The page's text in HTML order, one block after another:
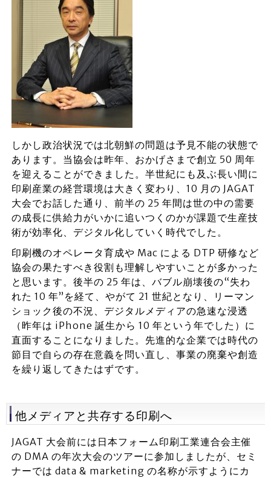
しかし政治状況では北朝鮮の問題は予見不能の状態で
あります。当協会は昨年、おかげさまで創立 50 周年
を迎えることができました。半世紀にも及ぶ長い間に
印刷産業の経営環境は大きく変わり、10 月の JAGAT
大会でお話した通り、前半の 25 年間は世の中の需要
の成長に供給力がいかに追いつくのかが課題で生産技
術が効率化、デジタル化していく時代でした。
印刷機のオペレータ育成や Mac による DTP 研修など
協会の果たすべき役割も理解しやすいことが多かった
と思います。後半の 25 年は、バブル崩壊後の“失わ
れた 10 年”を経て、やがて 21 世紀となり、リーマン
ショック後の不況、デジタルメディアの急速な浸透
（昨年は iPhone 誕生から 10 年という年でした）に
直面することになりました。先進的な企業では時代の
節目で自らの存在意義を問い直し、事業の廃棄や創造
を繰り返してきたはずです。
他メディアと共存する印刷へ
JAGAT 大会前には日本フォーム印刷工業連合会主催
の DMA の年次大会のツアーに参加しましたが、セミ
ナーでは data & marketing の名称が示すようにカ